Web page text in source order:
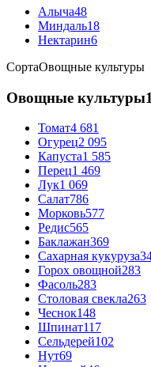
Алыча48
Миндаль18
Нектарин6
СортаОвощные культуры
Овощные культуры
Томат4 681
Огурец2 095
Капуста1 585
Перец1 469
Лук1 069
Салат786
Морковь577
Редис565
Баклажан369
Сахарная кукуруза
Горох овощной283
Фасоль283
Столовая свекла263
Чеснок148
Шпинат117
Сельдерей102
Нут69